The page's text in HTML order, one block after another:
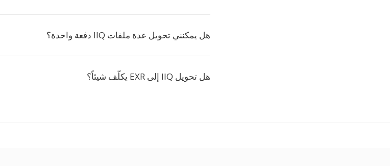
هل يمكنني تحويل عدة ملفات IIQ دفعة واحدة؟
هل تحويل IIQ إلى EXR يكلّف شيئاً؟